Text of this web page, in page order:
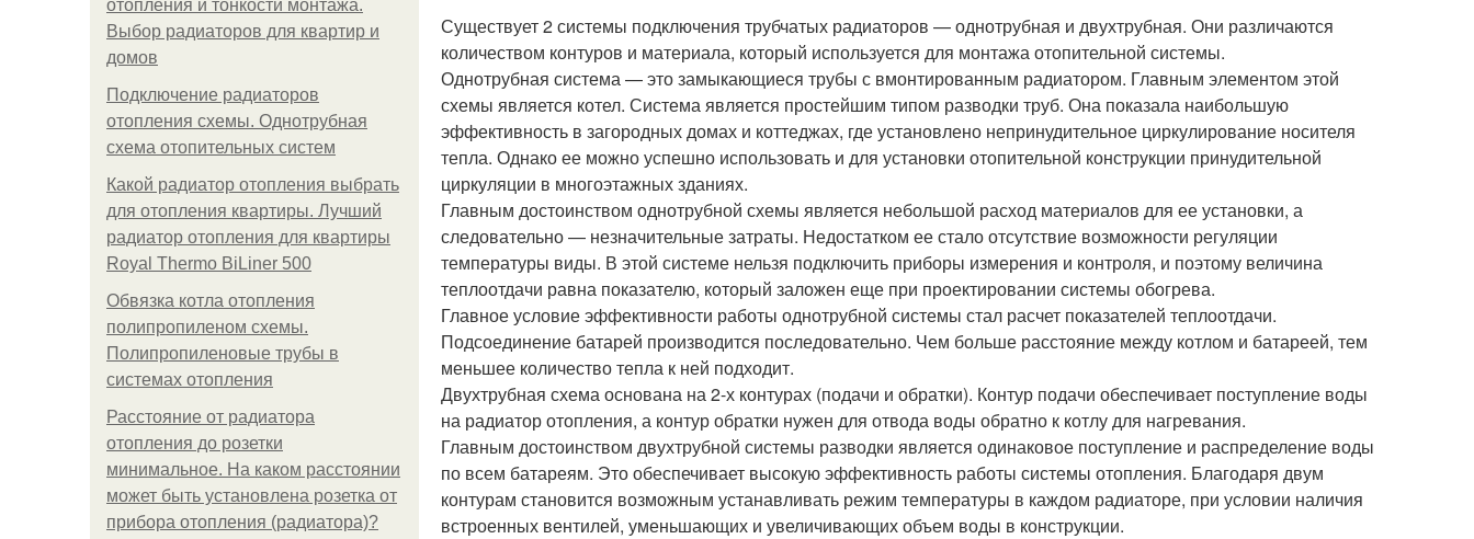
отопления и тонкости монтажа.
Выбор радиаторов для квартир и
домов
Подключение радиаторов
отопления схемы. Однотрубная
схема отопительных систем
Какой радиатор отопления выбрать
для отопления квартиры. Лучший
радиатор отопления для квартиры
Royal Thermo BiLiner 500
Обвязка котла отопления
полипропиленом схемы.
Полипропиленовые трубы в
системах отопления
Расстояние от радиатора
отопления до розетки
минимальное. На каком расстоянии
может быть установлена розетка от
прибора отопления (радиатора)?
Существует 2 системы подключения трубчатых радиаторов — однотрубная и двухтрубная. Они различаются
количеством контуров и материала, который используется для монтажа отопительной системы.
Однотрубная система — это замыкающиеся трубы с вмонтированным радиатором. Главным элементом этой
схемы является котел. Система является простейшим типом разводки труб. Она показала наибольшую
эффективность в загородных домах и коттеджах, где установлено непринудительное циркулирование носителя
тепла. Однако ее можно успешно использовать и для установки отопительной конструкции принудительной
циркуляции в многоэтажных зданиях.
Главным достоинством однотрубной схемы является небольшой расход материалов для ее установки, а
следовательно — незначительные затраты. Недостатком ее стало отсутствие возможности регуляции
температуры виды. В этой системе нельзя подключить приборы измерения и контроля, и поэтому величина
теплоотдачи равна показателю, который заложен еще при проектировании системы обогрева.
Главное условие эффективности работы однотрубной системы стал расчет показателей теплоотдачи.
Подсоединение батарей производится последовательно. Чем больше расстояние между котлом и батареей, тем
меньшее количество тепла к ней подходит.
Двухтрубная схема основана на 2-х контурах (подачи и обратки). Контур подачи обеспечивает поступление воды
на радиатор отопления, а контур обратки нужен для отвода воды обратно к котлу для нагревания.
Главным достоинством двухтрубной системы разводки является одинаковое поступление и распределение воды
по всем батареям. Это обеспечивает высокую эффективность работы системы отопления. Благодаря двум
контурам становится возможным устанавливать режим температуры в каждом радиаторе, при условии наличия
встроенных вентилей, уменьшающих и увеличивающих объем воды в конструкции.